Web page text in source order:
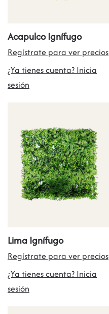
Acapulco Ignífugo
Regístrate para ver precios
¿Ya tienes cuenta? Inicia
sesión
Lima Ignífugo
Regístrate para ver precios
¿Ya tienes cuenta? Inicia
sesión